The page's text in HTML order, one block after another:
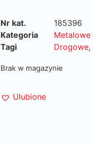
Nr kat.
185396
Kategoria
Metalowe
Tagi
Drogowe,
Brak w magazynie
Ulubione